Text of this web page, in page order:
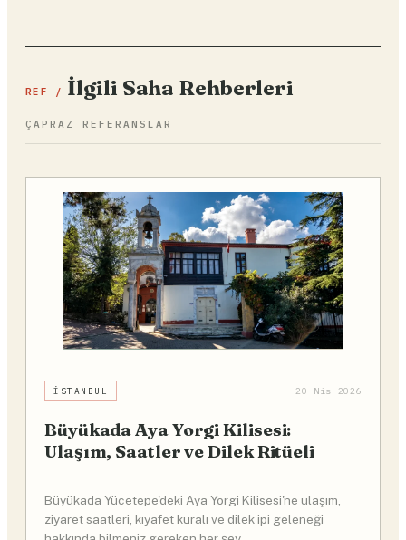
REF / İlgili Saha Rehberleri
ÇAPRAZ REFERANSLAR
İSTANBUL 20 Nis 2026
Büyükada Aya Yorgi Kilisesi:
Ulaşım, Saatler ve Dilek Ritüeli
Büyükada Yücetepe'deki Aya Yorgi Kilisesi'ne ulaşım,
ziyaret saatleri, kıyafet kuralı ve dilek ipi geleneği